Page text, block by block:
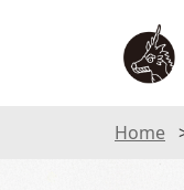
Home